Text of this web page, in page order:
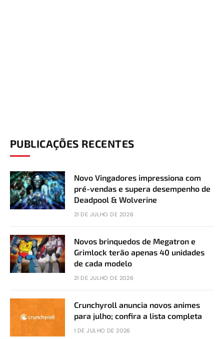
PUBLICAÇÕES RECENTES
Novo Vingadores impressiona com
pré-vendas e supera desempenho de
Deadpool & Wolverine
21 DE JULHO DE 2026
Novos brinquedos de Megatron e
Grimlock terão apenas 40 unidades
de cada modelo
21 DE JULHO DE 2026
Crunchyroll anuncia novos animes
para julho; confira a lista completa
1 DE JULHO DE 2026